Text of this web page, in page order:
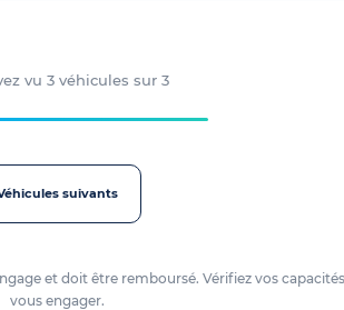
vu 3 véhicules sur 3
suivants
et doit être remboursé. Vérifiez vos
vous engager.